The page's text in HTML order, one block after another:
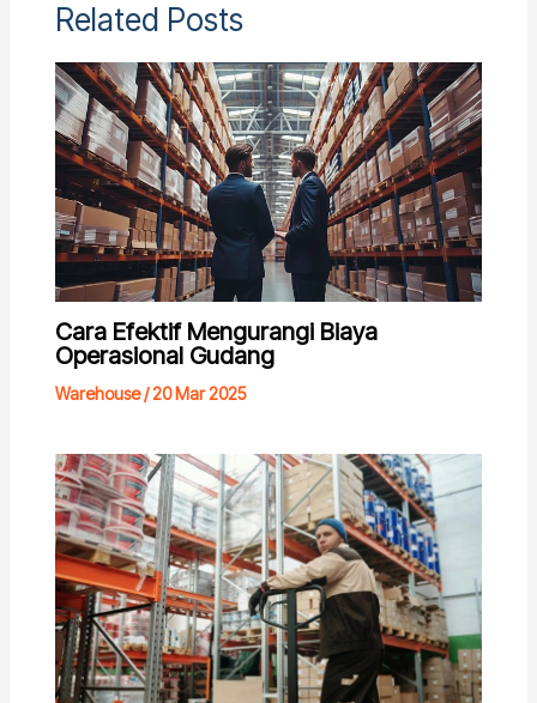
Related Posts
Cara Efektif Mengurangi Biaya
Operasional Gudang
Warehouse/20 Mar 2025